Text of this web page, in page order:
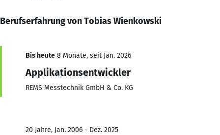
Berufserfahrung von Tobias Wienkowski
Bis heute 8 Monate, seit Jan. 2026
Applikationsentwickler
REMS Messtechnik GmbH & Co. KG
20 Jahre, Jan. 2006 - Dez. 2025